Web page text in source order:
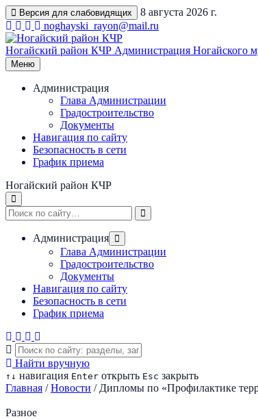
Перейти
к
содержимому
Версия для слабовидящих
8 августа 2026 г.
noghayski_rayon@mail.ru
Ногайский район КЧР Администрация Ногайского
Меню
Администрация
Глава Администрации
Градостроительство
Документы
Навигация по сайту
Безопасность в сети
График приема
Ногайский район КЧР
Администрация
Глава Администрации
Градостроительство
Документы
Навигация по сайту
Безопасность в сети
График приема
Найти вручную
↑ ↓ навигация Enter открыть Esc закрыть
Главная / Новости / Дипломы по «Профилактике
Разное